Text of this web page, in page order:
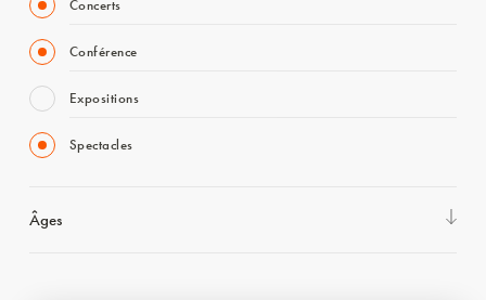
Concerts
Conférence
Expositions
Spectacles
Âges